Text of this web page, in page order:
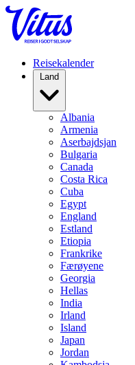
Reisekalender
Albania
Armenia
Aserbajdsjan
Bulgaria
Canada
Costa Rica
Cuba
Egypt
England
Estland
Etiopia
Frankrike
Færøyene
Georgia
Hellas
India
Irland
Island
Japan
Jordan